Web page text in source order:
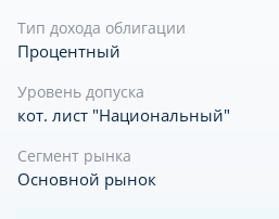
Тип дохода облигации
Процентный
Уровень допуска
кот. лист "Национальный"
Сегмент рынка
Основной рынок